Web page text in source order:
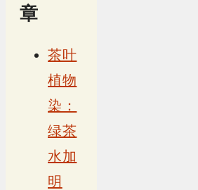
章
茶叶
植物
染：
绿茶
水加
明